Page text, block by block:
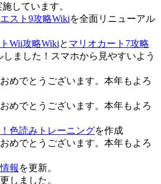
しています。
スト9攻略Wikiを全面リニューアル
Wii攻略Wikiと マリオカート7攻略
ました！スマホから見やすいよう
めでとうございます。本年もよろ
めでとうございます。本年もよろ
色読みトレーニングを作成
めでとうございます。本年もよろ
報 を更新。
しました。